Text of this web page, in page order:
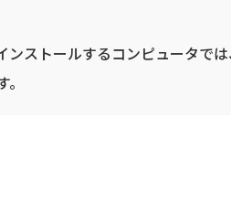
ンストールするコンピュータで